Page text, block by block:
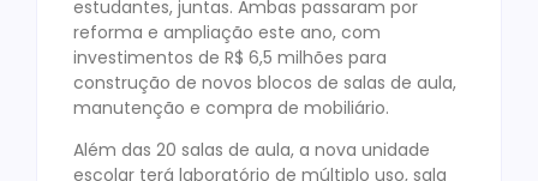
estudantes, juntas. Ambas passaram por
reforma e ampliação este ano, com
investimentos de R$ 6,5 milhões para
construção de novos blocos de salas de aula,
manutenção e compra de mobiliário.
Além das 20 salas de aula, a nova unidade
escolar terá laboratório de múltiplo uso, sala